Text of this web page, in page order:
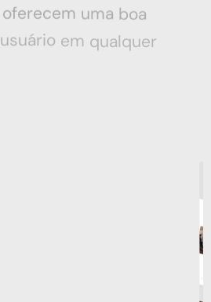
oferecem uma boa
usuário em qualquer